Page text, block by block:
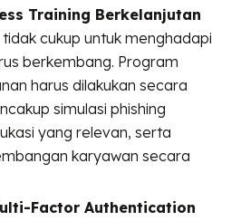
Training Berkelanjutan
cukup untuk menghadapi
berkembang. Program
harus dilakukan secara
simulasi phishing
yang relevan, serta
karyawan secara
Factor Authentication